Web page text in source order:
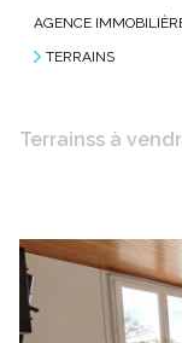
AGENCE
TERRAINS
Terrainss à